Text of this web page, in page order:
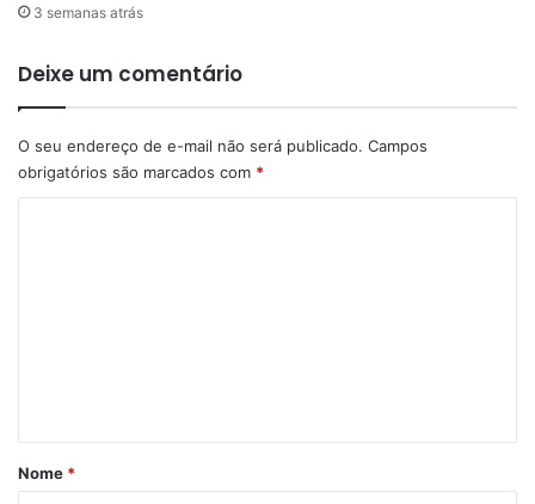
3 semanas atrás
Deixe um comentário
O seu endereço de e-mail não será publicado. Campos
obrigatórios são marcados com *
rNome *